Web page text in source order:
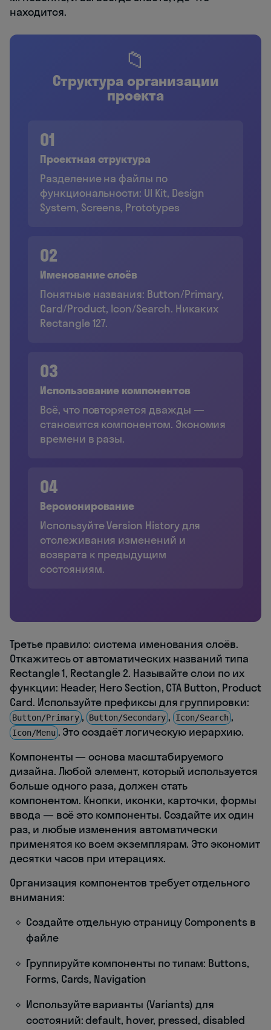
находится.
📁
Структура организации
проекта
01
Проектная структура
Разделение на файлы по
функциональности: UI Kit, Design
System, Screens, Prototypes
02
Именование слоёв
Понятные названия: Button/Primary,
Card/Product, Icon/Search. Никаких
Rectangle 127.
03
Использование компонентов
Всё, что повторяется дважды —
становится компонентом. Экономия
времени в разы.
04
Версионирование
Используйте Version History для
отслеживания изменений и
возврата к предыдущим
состояниям.
Третье правило: система именования слоёв.
Откажитесь от автоматических названий типа
Rectangle 1, Rectangle 2. Называйте слои по их
функции: Header, Hero Section, CTA Button, Product
Card. Используйте префиксы для группировки:
Button/Primary , Button/Secondary , Icon/Search ,
Icon/Menu . Это создаёт логическую иерархию.
Компоненты — основа масштабируемого
дизайна. Любой элемент, который используется
больше одного раза, должен стать
компонентом. Кнопки, иконки, карточки, формы
ввода — всё это компоненты. Создайте их один
раз, и любые изменения автоматически
применятся ко всем экземплярам. Это экономит
десятки часов при итерациях.
Организация компонентов требует отдельного
внимания:
Создайте отдельную страницу Components в
файле
Группируйте компоненты по типам: Buttons,
Forms, Cards, Navigation
Используйте варианты (Variants) для
состояний: default, hover, pressed, disabled